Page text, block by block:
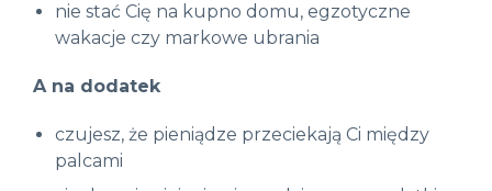
nie stać Cię na kupno domu, egzotyczne
wakacje czy markowe ubrania
A na dodatek
czujesz, że pieniądze przeciekają Ci między
palcami